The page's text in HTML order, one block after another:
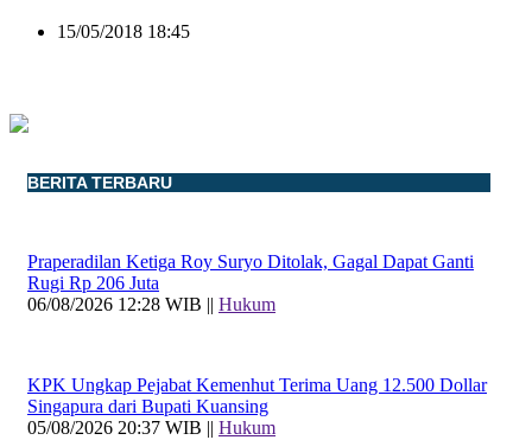
15/05/2018 18:45
BERITA TERBARU
Praperadilan Ketiga Roy Suryo Ditolak, Gagal Dapat Ganti
Rugi Rp 206 Juta
06/08/2026 12:28 WIB || Hukum
KPK Ungkap Pejabat Kemenhut Terima Uang 12.500 Dollar
Singapura dari Bupati Kuansing
05/08/2026 20:37 WIB || Hukum